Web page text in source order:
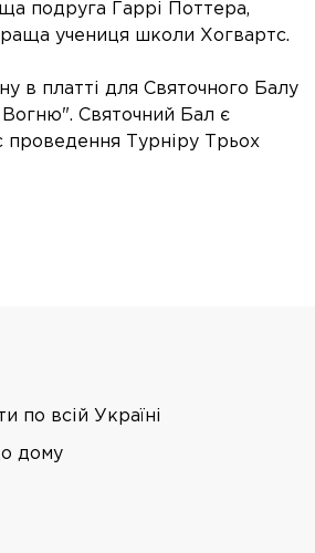
подруга Гаррі Поттера,
учениця школи Хогвартс.
в платті для Святочного Балу
Святочний Бал є
проведення Турніру Трьох
по всій Україні
дому